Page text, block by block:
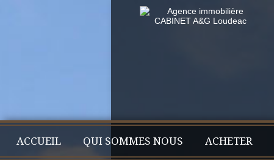
ACCUEIL QUI SOMMES NOUS ACHETER